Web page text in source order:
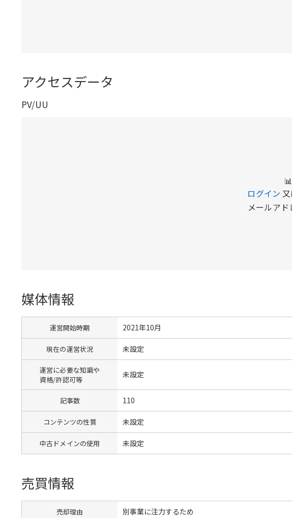
アクセスデータ
PV/UU
ログイン
メールアド
媒体情報
運営開始時期 2021年10月
現在の運営状況 未設定
運営に必要な知識や
資格/許認可等
未設定
記事数 110
コンテンツの性質 未設定
中古ドメインの使用 未設定
売買情報
売却理由 別事業に注力するため